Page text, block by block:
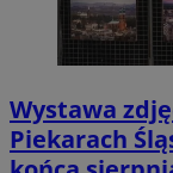
Wystawa
Piekarach